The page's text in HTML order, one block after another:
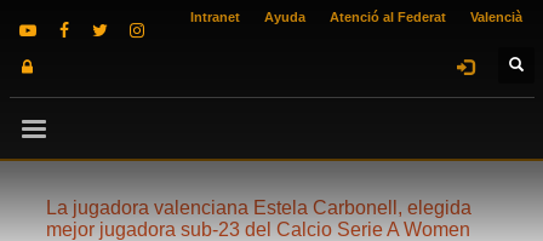
Intranet Ayuda Atenció al Federat Valencià
La jugadora valenciana Estela Carbonell, elegida
mejor jugadora sub-23 del Calcio Serie A Women